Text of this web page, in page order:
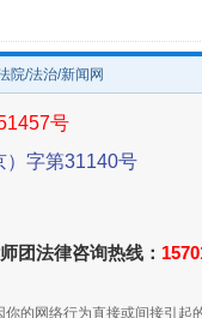
重拳出击！专项整
院/法治/新闻网
号
）字第31140号
团法律咨询热线：
的网络行为直接或间接引起